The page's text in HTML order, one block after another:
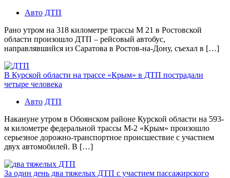
Авто ДТП
Рано утром на 318 километре трассы М 21 в Ростовской
области произошло ДТП – рейсовый автобус,
направлявшийся из Саратова в Ростов-на-Дону, съехал в […]
В Курской области на трассе «Крым» в ДТП пострадали
четыре человека
Авто ДТП
Накануне утром в Обоянском районе Курской области на 593-
м километре федеральной трассы М-2 «Крым» произошло
серьезное дорожно-транспортное происшествие с участием
двух автомобилей. В […]
За один день два тяжелых ДТП с участием пассажирского